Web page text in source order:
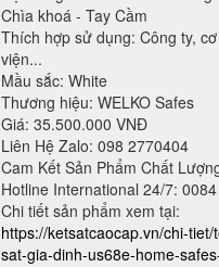
Chìa khoá - Tay Cầm
Thích hợp sử dụng: Công ty,
viện...
Mầu sắc: White
Thương hiệu: WELKO Safes
Giá: 35.500.000 VNĐ
Liên Hệ Zalo: 098 2770404
Cam Kết Sản Phẩm Chất
Hotline International 24/7:
Chi tiết sản phẩm xem tại:
https://ketsatcaocap.vn/chi-
sat-gia-dinh-us68e-home-